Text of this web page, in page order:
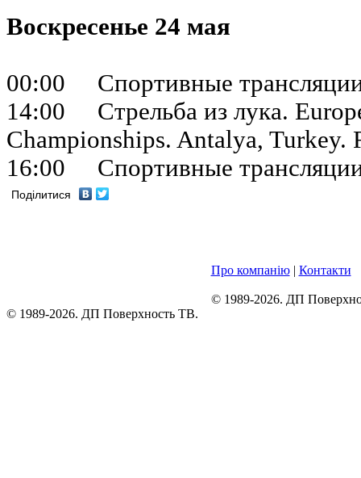
Воскресенье 24 мая
00:00 Спортивные
14:00 Стрельба из лука.
Championships. Antalya, Turkey.
16:00 Спортивные
Поділитися
Про компанію| Контакти
© 1989-2026. ДП
© 1989-2026. ДП Поверхность ТВ.